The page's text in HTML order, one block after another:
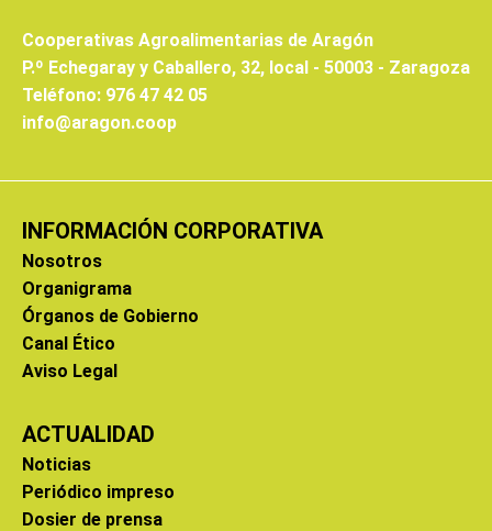
Cooperativas Agroalimentarias de Aragón
P.º Echegaray y Caballero, 32, local - 50003 - Zaragoza
Teléfono: 976 47 42 05
info@aragon.coop
INFORMACIÓN CORPORATIVA
Nosotros
Organigrama
Órganos de Gobierno
Canal Ético
Aviso Legal
ACTUALIDAD
Noticias
Periódico impreso
Dosier de prensa